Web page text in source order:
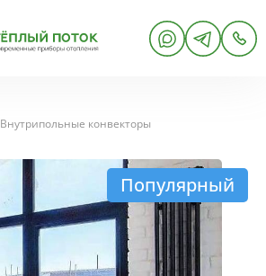
Внутрипольные конвекторы
Популярный